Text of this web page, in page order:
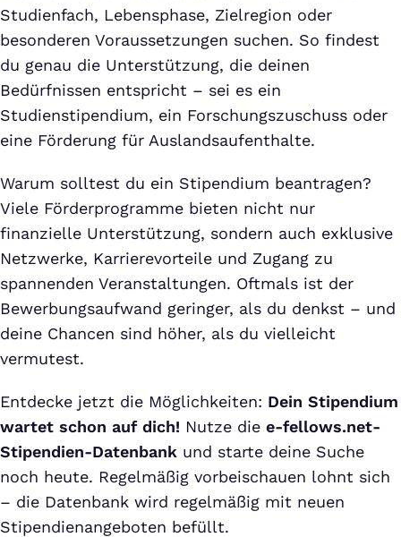
Studienfach, Lebensphase, Zielregion oder
besonderen Voraussetzungen suchen. So findest
du genau die Unterstützung, die deinen
Bedürfnissen entspricht – sei es ein
Studienstipendium, ein Forschungszuschuss oder
eine Förderung für Auslandsaufenthalte.
Warum solltest du ein Stipendium beantragen?
Viele Förderprogramme bieten nicht nur
finanzielle Unterstützung, sondern auch exklusive
Netzwerke, Karrierevorteile und Zugang zu
spannenden Veranstaltungen. Oftmals ist der
Bewerbungsaufwand geringer, als du denkst – und
deine Chancen sind höher, als du vielleicht
vermutest.
Entdecke jetzt die Möglichkeiten: Dein Stipendium
wartet schon auf dich! Nutze die e-fellows.net-
Stipendien-Datenbank und starte deine Suche
noch heute. Regelmäßig vorbeischauen lohnt sich
– die Datenbank wird regelmäßig mit neuen
Stipendienangeboten befüllt.